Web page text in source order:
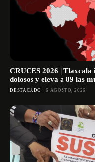
CRUCES 2026 | Tlaxcala
dolosos y eleva a 89 las
DESTACADO 6 AGOSTO, 2026